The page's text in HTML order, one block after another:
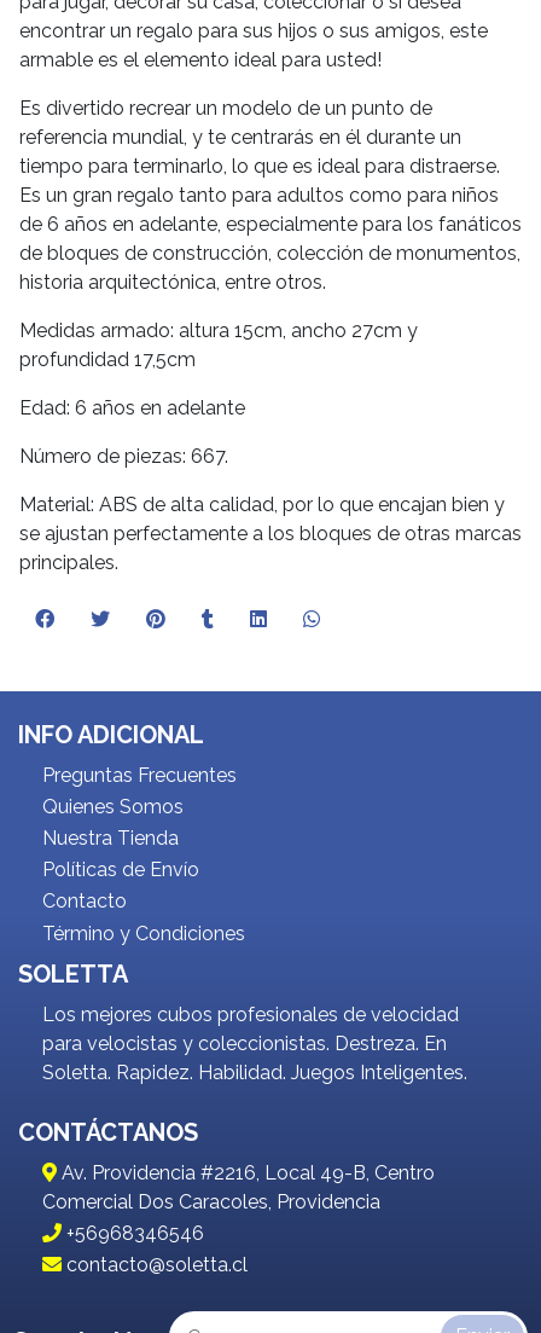
encontrar un regalo para sus hijos o sus amigos, este
armable es el elemento ideal para usted!
Es divertido recrear un modelo de un punto de
referencia mundial, y te centrarás en él durante un
tiempo para terminarlo, lo que es ideal para distraerse.
Es un gran regalo tanto para adultos como para niños
de 6 años en adelante, especialmente para los fanáticos
de bloques de construcción, colección de monumentos,
historia arquitectónica, entre otros.
Medidas armado: altura 15cm, ancho 27cm y
profundidad 17,5cm
Edad: 6 años en adelante
Número de piezas: 667.
Material: ABS de alta calidad, por lo que encajan bien y
se ajustan perfectamente a los bloques de otras marcas
principales.
INFO ADICIONAL
Preguntas Frecuentes
Quienes Somos
Nuestra Tienda
Políticas de Envío
Contacto
Término y Condiciones
SOLETTA
Los mejores cubos profesionales de velocidad
para velocistas y coleccionistas. Destreza. En
Soletta. Rapidez. Habilidad. Juegos Inteligentes.
CONTÁCTANOS
Av. Providencia #2216, Local 49-B, Centro
Comercial Dos Caracoles, Providencia
+56968346546
contacto@soletta.cl